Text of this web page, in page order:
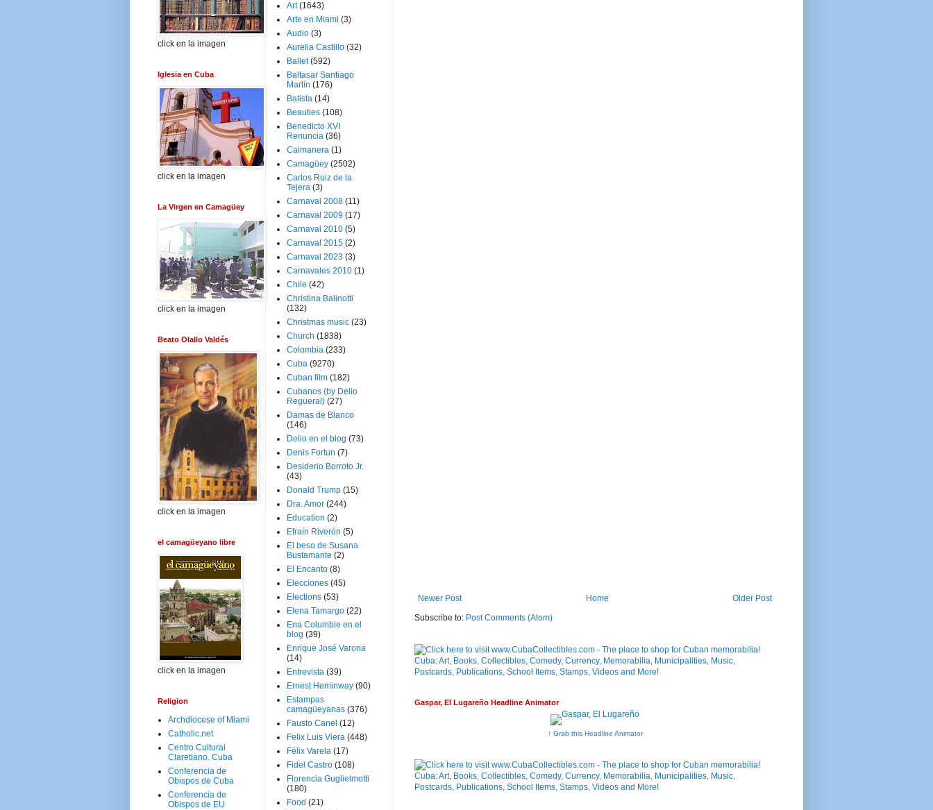
Newer Post Older Post
Home
Subscribe to: Post Comments (Atom)
Gaspar, El Lugareño Headline Animator
↑ Grab this Headline Animator
click en la imagen
Iglesia en Cuba
click en la imagen
La Virgen en Camagüey
click en la imagen
Beato Olallo Valdés
click en la imagen
el camagüeyano libre
click en la imagen
Religion
Archdiocese of Miami
Catholic.net
Centro Cultural
Claretiano. Cuba
Conferencia de
Obispos de Cuba
Conferencia de
Obispos de EU
Art (1643)
Arte en Miami (3)
Audio (3)
Aurelia Castillo (32)
Ballet (592)
Baltasar Santiago
Martín (176)
Batista (14)
Beauties (108)
Benedicto XVI
Renuncia (36)
Caimanera (1)
Camagüey (2502)
Carlos Ruiz de la
Tejera (3)
Carnaval 2008 (11)
Carnaval 2009 (17)
Carnaval 2010 (5)
Carnaval 2015 (2)
Carnaval 2023 (3)
Carnavales 2010 (1)
Chile (42)
Christina Balinotti
(132)
Christmas music (23)
Church (1838)
Colombia (233)
Cuba (9270)
Cuban film (182)
Cubanos (by Delio
Regueral) (27)
Damas de Blanco
(146)
Delio en el blog (73)
Denis Fortun (7)
Desiderio Borroto Jr.
(43)
Donald Trump (15)
Dra. Amor (244)
Education (2)
Efraín Riverón (5)
El beso de Susana
Bustamante (2)
El Encanto (8)
Elecciones (45)
Elections (53)
Elena Tamargo (22)
Ena Columbie en el
blog (39)
Enrique José Varona
(14)
Entrevista (39)
Ernest Heminway (90)
Estampas
camagüeyanas (376)
Fausto Canel (12)
Felix Luis Viera (448)
Félix Varela (17)
Fidel Castro (108)
Florencia Guglielmotti
(180)
Food (21)